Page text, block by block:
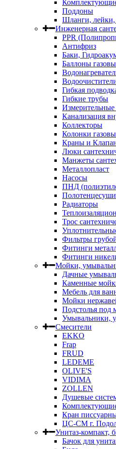
Поддоны
Шланги,
Инженерная
PPR
Антифриз
Баки,
Баллоны
Гибкая
Гибкие трубы
Канализация
Коллекторы
Колонки
Краны и
Люки
Манжеты
Металлопласт
Насосы
ПНД
Радиаторы
Трос
Фильтры
Фитинги
Фитинги
Мойки,
Дачные
Каменные
Мебель для
Мойки
Подстолья под
Умывальники,
Смесители
EKKO
Frap
FRUD
LEDEME
OLIVE'S
VIDIMA
ZOLLEN
Душевые
Кран
ЦС-СМ г.
Унитаз-компакт,
Бачок для